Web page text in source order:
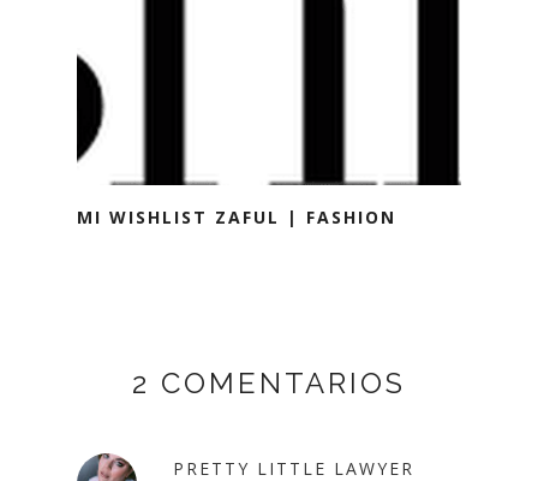
MI WISHLIST ZAFUL | FASHION
2 COMENTARIOS
PRETTY LITTLE LAWYER